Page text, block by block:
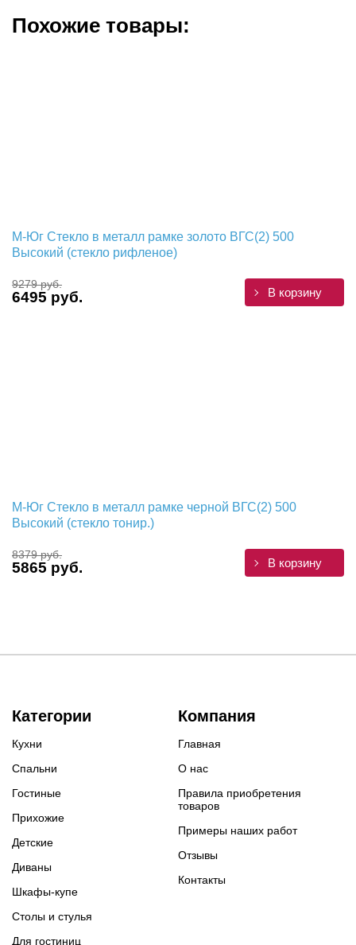
Похожие товары:
М-Юг Стекло в металл рамке золото ВГС(2) 500
Высокий (стекло рифленое)
9279 руб.
6495 руб. В корзину
М-Юг Стекло в металл рамке черной ВГС(2) 500
Высокий (стекло тонир.)
8379 руб.
5865 руб. В корзину
Категории
Кухни
Спальни
Гостиные
Прихожие
Детские
Диваны
Шкафы-купе
Столы и стулья
Для гостиниц
Компания
Главная
О нас
Правила приобретения
товаров
Примеры наших работ
Отзывы
Контакты